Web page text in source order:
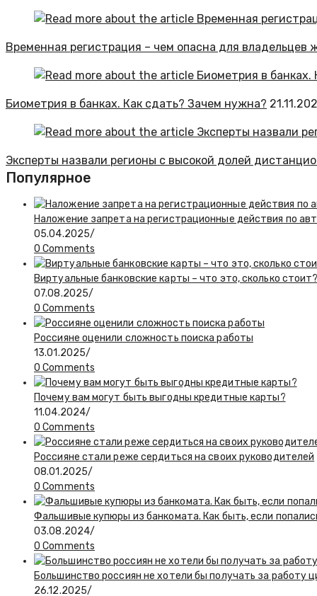
Временная регистрация – чем опасна для владельцев
Биометрия в банках. Как сдать? Зачем нужна?
Эксперты назвали регионы с высокой долей
Популярное
Наложение запрета на регистрационные действия по
05.04.2025/
0 Comments
Виртуальные банковские карты – что это, сколько
07.08.2025/
0 Comments
Россияне оценили сложность поиска работы
13.01.2025/
0 Comments
Почему вам могут быть выгодны кредитные карты?
11.04.2024/
0 Comments
Россияне стали реже сердиться на своих руководителей
08.01.2025/
0 Comments
Фальшивые купюры из банкомата. Как быть, если
03.08.2024/
0 Comments
Большинство россиян не хотели бы получать за работу
26.12.2025/